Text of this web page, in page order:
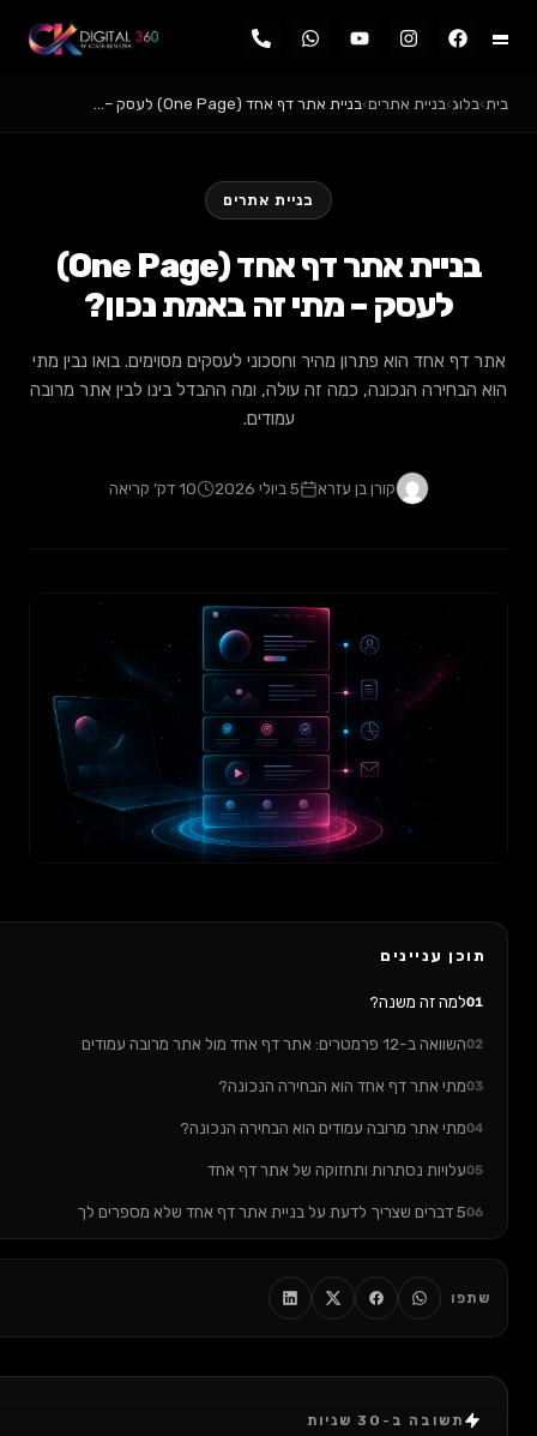
›בניית אתרים›בניית אתר דף אחד (One Page) לעסק –…
בניית אתרים
בניית אתר דף אחד (One Page)
לעסק – מתי זה באמת נכון?
אחד הוא פתרון מהיר וחסכוני לעסקים מסוימים. בואו נבין מתי
הנכונה, כמה זה עולה, ומה ההבדל בינו לבין אתר מרובה
קורן בן עזרא 5 ביולי 2026 10 דק׳ קריאה
עניינים
למה זה משנה?
השוואה ב-12 פרמטרים: אתר דף אחד מול אתר מרובה עמודים
מתי אתר דף אחד הוא הבחירה הנכונה?
מתי אתר מרובה עמודים הוא הבחירה הנכונה?
עלויות נסתרות ותחזוקה של אתר דף אחד
הטעות הכי נפוצה שאני רואה
סיכום: במה לבחור?
רוצים לבנות אתר שיעבוד בשבילכם?
תשובה ב-30 שניות